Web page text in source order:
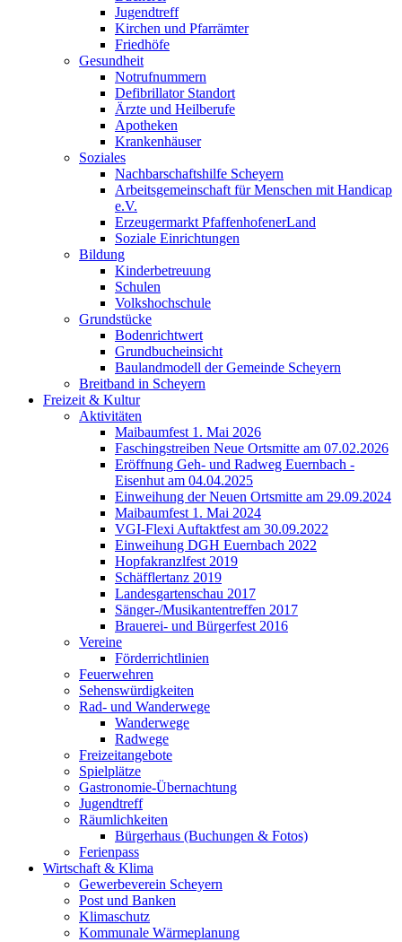
Jugendtreff
Kirchen und Pfarrämter
Friedhöfe
Gesundheit
Notrufnummern
Defibrillator Standort
Ärzte und Heilberufe
Apotheken
Krankenhäuser
Soziales
Nachbarschaftshilfe Scheyern
Arbeitsgemeinschaft für Menschen mit Handicap
e.V.
Erzeugermarkt PfaffenhofenerLand
Soziale Einrichtungen
Bildung
Kinderbetreuung
Schulen
Volkshochschule
Grundstücke
Bodenrichtwert
Grundbucheinsicht
Baulandmodell der Gemeinde Scheyern
Breitband in Scheyern
Freizeit & Kultur
Aktivitäten
Maibaumfest 1. Mai 2026
Faschingstreiben Neue Ortsmitte am 07.02.2026
Eröffnung Geh- und Radweg Euernbach -
Eisenhut am 04.04.2025
Einweihung der Neuen Ortsmitte am 29.09.2024
Maibaumfest 1. Mai 2024
VGI-Flexi Auftaktfest am 30.09.2022
Einweihung DGH Euernbach 2022
Hopfakranzlfest 2019
Schäfflertanz 2019
Landesgartenschau 2017
Sänger-/Musikantentreffen 2017
Brauerei- und Bürgerfest 2016
Vereine
Förderrichtlinien
Feuerwehren
Sehenswürdigkeiten
Rad- und Wanderwege
Wanderwege
Radwege
Freizeitangebote
Spielplätze
Gastronomie-Übernachtung
Jugendtreff
Räumlichkeiten
Bürgerhaus (Buchungen & Fotos)
Ferienpass
Wirtschaft & Klima
Gewerbeverein Scheyern
Post und Banken
Klimaschutz
Kommunale Wärmeplanung